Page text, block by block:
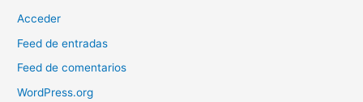
Acceder
Feed de entradas
Feed de comentarios
WordPress.org